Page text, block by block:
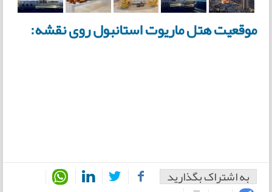
موقعیت هتل ماریوت استانبول روی نقشه:
به اشتراک بگذارید